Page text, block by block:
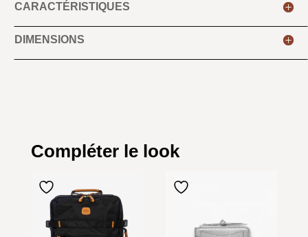
CARACTÉRISTIQUES
DIMENSIONS
Compléter le look